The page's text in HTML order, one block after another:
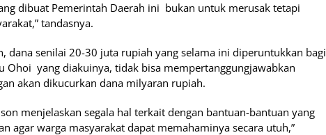
dibuat Pemerintah Daerah ini bukan untuk merusak tetapi
tandasnya.
dana senilai 20-30 juta rupiah yang selama ini diperuntukkan bagi
Ohoi yang diakuinya, tidak bisa mempertanggungjawabkan
akan dikucurkan dana milyaran rupiah.
menjelaskan segala hal terkait dengan bantuan-bantuan yang
agar warga masyarakat dapat memahaminya secara utuh,”